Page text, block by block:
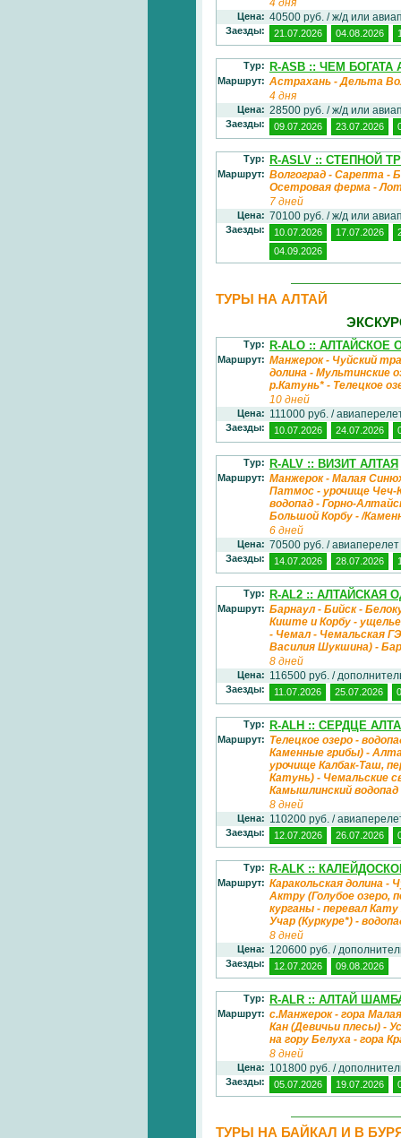
4 дня
Цена: 40500 руб. / ж/д или
Заезды: 21.07.2026 04.08.2026
Тур: R-ASB :: ЧЕМ БОГАТА
Маршрут: Астрахань - Дельта
4 дня
Цена: 28500 руб. / ж/д или
Заезды: 09.07.2026 23.07.2026
Тур: R-ASLV :: СТЕПНОЙ
Маршрут: Волгоград - Сарепта -
Осетровая ферма -
7 дней
Цена: 70100 руб. / ж/д или
Заезды: 10.07.2026 17.07.2026
04.09.2026
ТУРЫ НА АЛТАЙ
Тур: R-ALO :: АЛТАЙСКОЕ
Маршрут: Манжерок - Чуйский
долина - Мультинские
р.Катунь* - Телецкое
10 дней
Цена: 111000 руб. /
Заезды: 10.07.2026 24.07.2026
Тур: R-ALV :: ВИЗИТ АЛТАЯ
Маршрут: Манжерок - Малая
Патмос - урочище Чеч-
водопад - Горно-
Большой Корбу - /
6 дней
Цена: 70500 руб. /
Заезды: 14.07.2026 28.07.2026
Тур: R-AL2 :: АЛТАЙСКАЯ
Маршрут: Барнаул - Бийск -
Киште и Корбу -
- Чемал - Чемальская
Василия Шукшина) -
8 дней
Цена: 116500 руб. /
Заезды: 11.07.2026 25.07.2026
Тур: R-ALH :: СЕРДЦЕ
Маршрут: Телецкое озеро -
Каменные грибы) -
урочище Калбак-Таш,
Катунь) - Чемальские
Камышлинский водопад
8 дней
Цена: 110200 руб. /
Заезды: 12.07.2026 26.07.2026
Тур: R-ALK ::
Маршрут: Каракольская долина -
Актру (Голубое озеро,
курганы - перевал
Учар (Куркуре*) -
8 дней
Цена: 120600 руб. /
Заезды: 12.07.2026 09.08.2026
Тур: R-ALR :: АЛТАЙ
Маршрут: с.Манжерок - гора
Кан (Девичьи плесы) -
на гору Белуха - гора
8 дней
Цена: 101800 руб. /
Заезды: 05.07.2026 19.07.2026
ТУРЫ НА БАЙКАЛ И В